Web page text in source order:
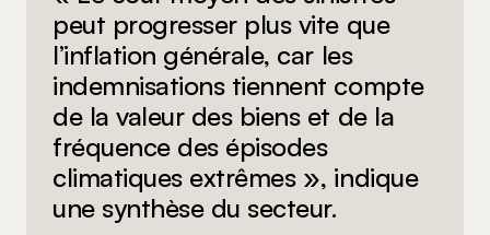
peut progresser plus vite que
l’inflation générale, car les
indemnisations tiennent compte
de la valeur des biens et de la
fréquence des épisodes
climatiques extrêmes », indique
une synthèse du secteur.